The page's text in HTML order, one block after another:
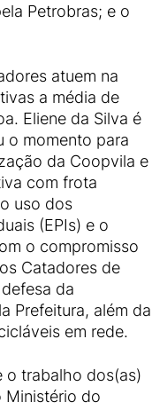
Petrobras; e o
atuem na
a média de
Eliene da Silva é
o momento para
da Coopvila e
com frota
uso dos
(EPIs) e o
o compromisso
Catadores de
da
Prefeitura, além da
em rede.
o trabalho dos(as)
Ministério do